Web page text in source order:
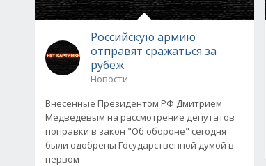
Российскую армию
отправят сражаться за
рубеж
Новости
Внесенные Президентом РФ Дмитрием
Медведевым на рассмотрение депутатов
поправки в закон "Об обороне" сегодня
были одобрены Государственной думой в
первом